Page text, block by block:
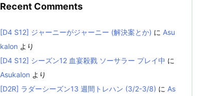
Recent Comments
[D4 S12] ジャーニーがジャーニー (解決案とか) に Asu
kalon より
[D4 S12] シーズン12 血宴殺戮 ソーサラー プレイ中 に
Asukalon より
[D2R] ラダーシーズン13 週間トレハン (3/2-3/8) に As